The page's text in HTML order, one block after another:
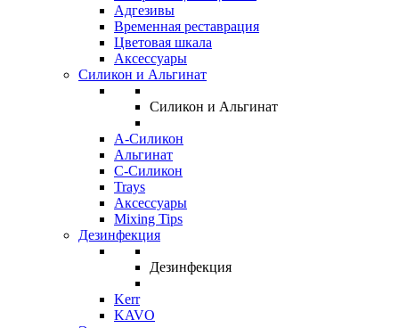
Адгезивы
Временная реставрация
Цветовая шкала
Аксессуары
Силикон и Альгинат
Силикон и Альгинат
A-Силикон
Альгинат
C-Силикон
Trays
Аксессуары
Mixing Tips
Дезинфекция
Дезинфекция
Kerr
KAVO